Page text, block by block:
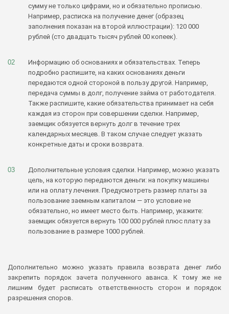
сумму не только цифрами, но и обязательно прописью.
Например, расписка на получение денег (образец
заполнения показан на второй иллюстрации): 120 000
рублей (сто двадцать тысяч рублей 00 копеек).
Информацию об основаниях и обязательствах. Теперь
подробно распишите, на каких основаниях деньги
передаются одной стороной в пользу другой. Например,
передача суммы в долг, получение займа от работодателя.
Также распишите, какие обязательства принимает на себя
каждая из сторон при совершении сделки. Например,
заемщик обязуется вернуть долг в течение трех
календарных месяцев. В таком случае следует указать
конкретные даты и сроки возврата.
Дополнительные условия сделки. Например, можно указать
цель, на которую передаются деньги: на покупку машины
или на оплату лечения. Предусмотреть размер платы за
пользование заемным капиталом — это условие не
обязательно, но имеет место быть. Например, укажите:
заемщик обязуется вернуть 100 000 рублей плюс плату за
пользование в размере 1000 рублей.
Дополнительно можно указать правила возврата денег либо
закрепить порядок зачета полученного аванса. К тому же не
лишним будет расписать ответственность сторон и порядок
разрешения споров.